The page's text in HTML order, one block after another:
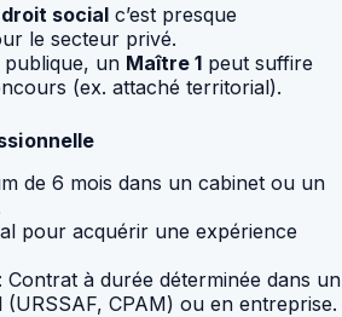
social c’est presque
le secteur privé.
un Maître 1 peut suffire
(ex. attaché territorial).
de 6 mois dans un cabinet ou un
pour acquérir une expérience
: Contrat à durée déterminée dans un
(URSSAF, CPAM) ou en entreprise.